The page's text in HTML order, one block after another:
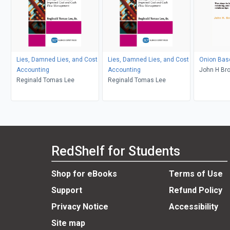
Lies, Damned Lies, and Cost
Accounting
Reginald Tomas Lee
Lies, Damned Lies, and Cost
Accounting
Reginald Tomas Lee
Onion
John H
RedShelf for Students
Shop for eBooks
Terms of Use
Support
Refund Policy
Privacy Notice
Accessibility
Site map